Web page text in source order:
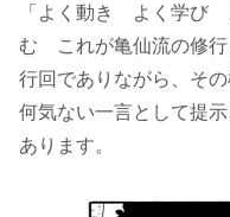
「よく動き よく学
む これが亀仙流の修行
行回でありながら、そ
何気ない一言として提
あります。